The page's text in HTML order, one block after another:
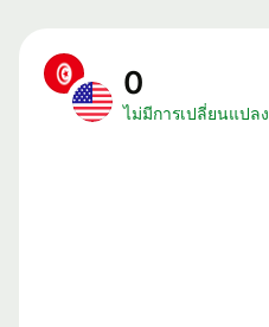
0
ไม่มีการเปลี่ยนแปลง